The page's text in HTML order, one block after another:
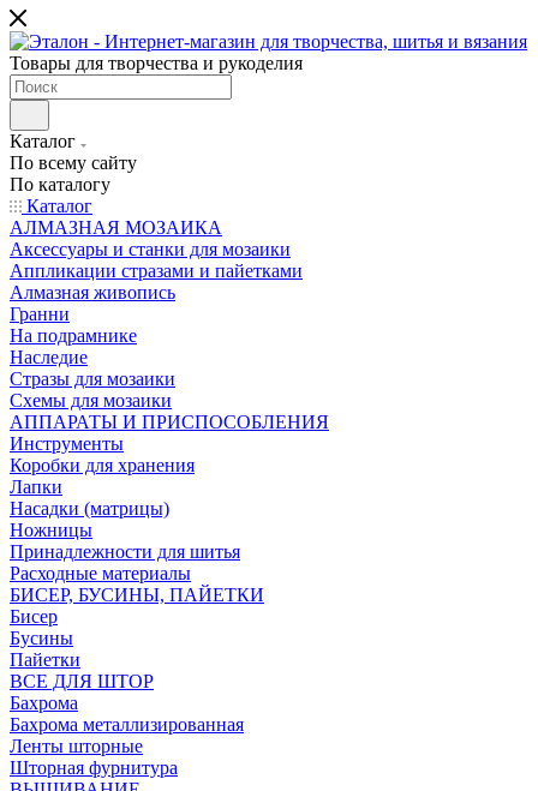
Товары для творчества и рукоделия
Каталог
По всему сайту
По каталогу
Каталог
АЛМАЗНАЯ МОЗАИКА
Аксессуары и станки для мозаики
Аппликации стразами и пайетками
Алмазная живопись
Гранни
На подрамнике
Наследие
Стразы для мозаики
Схемы для мозаики
АППАРАТЫ И ПРИСПОСОБЛЕНИЯ
Инструменты
Коробки для хранения
Лапки
Насадки (матрицы)
Ножницы
Принадлежности для шитья
Расходные материалы
БИСЕР, БУСИНЫ, ПАЙЕТКИ
Бисер
Бусины
Пайетки
ВСЕ ДЛЯ ШТОР
Бахрома
Бахрома металлизированная
Ленты шторные
Шторная фурнитура